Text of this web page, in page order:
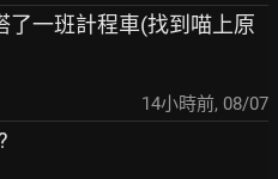
了一班計程車(找到喵上原
14小時前, 08/07